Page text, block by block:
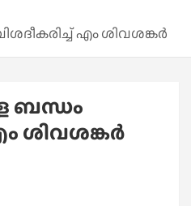
എം ശിവശങ്കര്‍
ബന്ധം
ശിവശങ്കര്‍